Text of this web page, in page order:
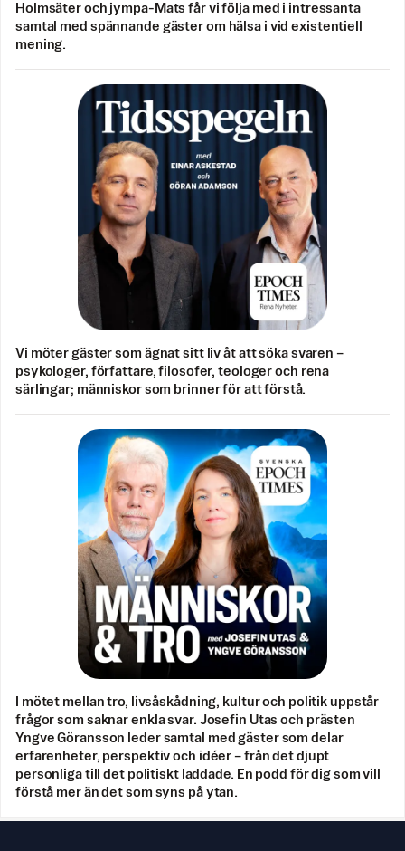
Holmsäter och jympa-Mats får vi följa med i intressanta
samtal med spännande gäster om hälsa i vid existentiell
mening.
Vi möter gäster som ägnat sitt liv åt att söka svaren –
psykologer, författare, filosofer, teologer och rena
särlingar; människor som brinner för att förstå.
I mötet mellan tro, livsåskådning, kultur och politik uppstår
frågor som saknar enkla svar. Josefin Utas och prästen
Yngve Göransson leder samtal med gäster som delar
erfarenheter, perspektiv och idéer – från det djupt
personliga till det politiskt laddade. En podd för dig som vill
förstå mer än det som syns på ytan.